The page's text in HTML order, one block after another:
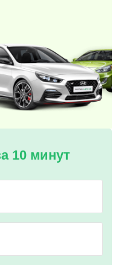
10 минут